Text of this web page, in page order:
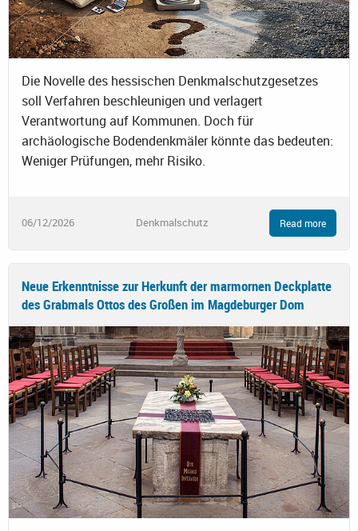
Die Novelle des hessischen Denkmalschutzgesetzes
soll Verfahren beschleunigen und verlagert
Verantwortung auf Kommunen. Doch für
archäologische Bodendenkmäler könnte das bedeuten:
Weniger Prüfungen, mehr Risiko.
06/12/2026 Denkmalschutz Read more
Neue Erkenntnisse zur Herkunft der marmornen Deckplatte
des Grabmals Ottos des Großen im Magdeburger Dom